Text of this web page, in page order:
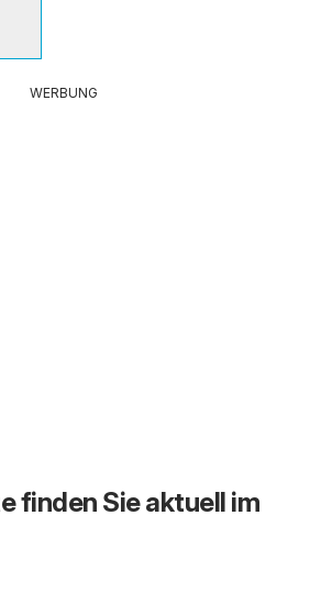
WERBUNG
finden Sie aktuell im